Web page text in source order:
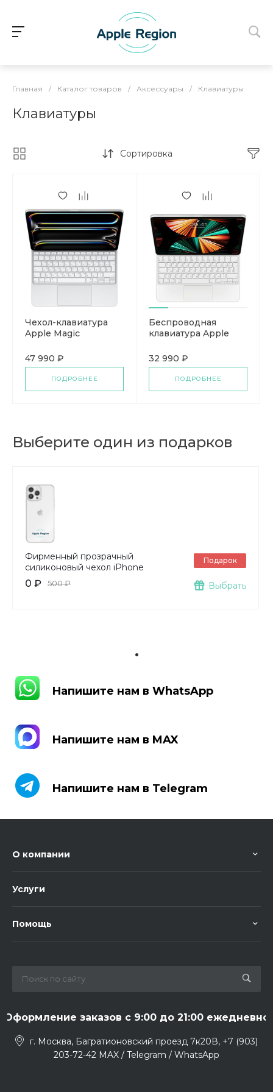
Главная / Каталог товаров / Аксессуары / Клавиатуры
Клавиатуры
Сортировка
Чехол-клавиатура
Apple Magic
Pro m5 11` / 13`
47 990 ₽
ПОДРОБНЕЕ
Беспроводная
клавиатура Apple
32 990 ₽
ПОДРОБНЕЕ
Выберите один из подарков
Фирменный прозрачный
силиконовый чехол iPhone
0 ₽ 500 ₽
Подарок
Выбрать
.
Напишите нам в WhatsApp
Напишите нам в MAX
Напишите нам в Telegram
О компании
Услуги
Помощь
Оформление заказов с 9:00 до 21:00 ежедневно
г. Москва, Багратионовский проезд 7к20В, +7 (903)
203-72-42 MAX / Telegram / WhatsApp